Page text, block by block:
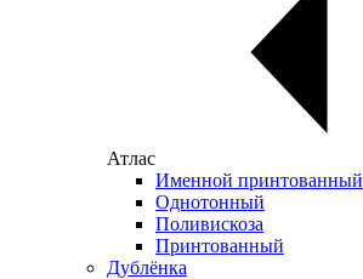
Атлас
Именной принтованный
Однотонный
Поливискоза
Принтованный
Дублёнка